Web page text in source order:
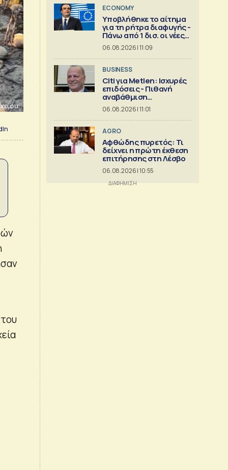
ECONOMY
Υποβλήθηκε το αίτημα
για τη ρήτρα διαφυγής -
Πάνω από 1 δισ. οι νέες
επενδύσεις
06.08.2026 | 11:09
BUSINESS
Citi για Metlen: Ισχυρές
επιδόσεις - Πιθανή
αναβάθμιση
προβλέψεων
06.08.2026 | 11:01
AGRO
Αφθώδης πυρετός: Τι
δείχνει η πρώτη έκθεση
επιτήρησης στη Λέσβο
06.08.2026 | 10:55